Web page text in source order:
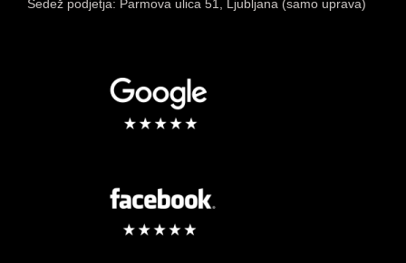
Sedež podjetja: Parmova ulica 51, Ljubljana (samo uprava)